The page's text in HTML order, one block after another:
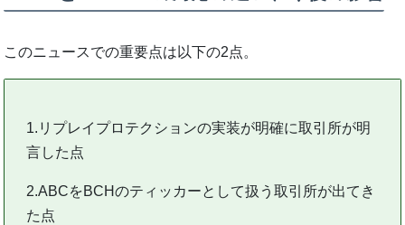
このニュースでの重要点は以下の2点。
1.リプレイプロテクションの実装が明確に取引所が明
言した点
2.ABCをBCHのティッカーとして扱う取引所が出てき
た点